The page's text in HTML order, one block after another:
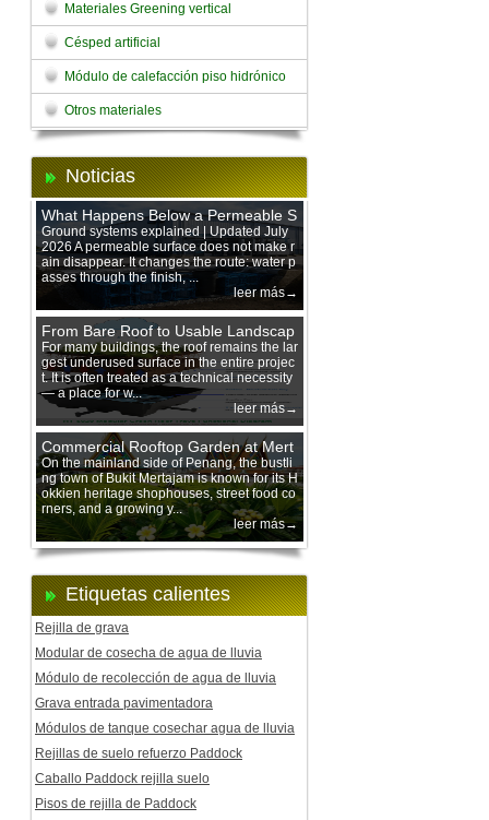
Materiales Greening vertical
Césped artificial
Módulo de calefacción piso hidrónico
Otros materiales
Noticias
What Happens Below a Permeable S
urface During Heavy Rain?
Ground systems explained | Updated July
2026 A permeable surface does not make r
ain disappear. It changes the route: water p
asses through the finish, ...
leer más→
From Bare Roof to Usable Landscap
e: Designing with 200 mm Green Ro
of Trays
For many buildings, the roof remains the lar
gest underused surface in the entire projec
t. It is often treated as a technical necessity
— a place for w...
leer más→
Commercial Rooftop Garden at Mert
ajam Urban Mall, Penang Mainland
On the mainland side of Penang, the bustli
ng town of Bukit Mertajam is known for its H
okkien heritage shophouses, street food co
rners, and a growing y...
leer más→
Etiquetas calientes
Rejilla de grava
Modular de cosecha de agua de lluvia
Módulo de recolección de agua de lluvia
Grava entrada pavimentadora
Módulos de tanque cosechar agua de lluvia
Rejillas de suelo refuerzo Paddock
Caballo Paddock rejilla suelo
Pisos de rejilla de Paddock